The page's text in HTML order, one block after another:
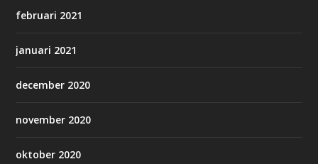
februari 2021
januari 2021
december 2020
november 2020
oktober 2020